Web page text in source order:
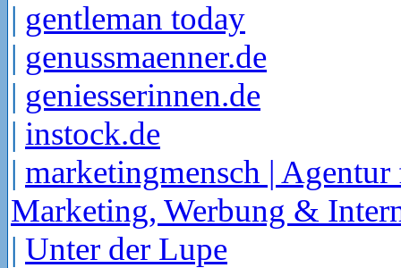
| gentleman today
| genussmaenner.de
| geniesserinnen.de
| instock.de
| marketingmensch | Agentur
Marketing, Werbung &
| Unter der Lupe